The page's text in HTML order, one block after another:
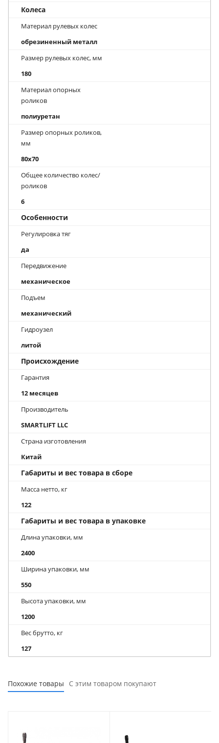
Колеса
Материал рулевых колес
обрезиненный металл
Размер рулевых колес, мм
180
Материал опорных
роликов
полиуретан
Размер опорных роликов,
мм
80x70
Общее количество колес/
роликов
6
Особенности
Регулировка тяг
да
Передвижение
механическое
Подъем
механический
Гидроузел
литой
Происхождение
Гарантия
12 месяцев
Производитель
SMARTLIFT LLC
Страна изготовления
Китай
Габариты и вес товара в сборе
Масса нетто, кг
122
Габариты и вес товара в упаковке
Длина упаковки, мм
2400
Ширина упаковки, мм
550
Высота упаковки, мм
1200
Вес брутто, кг
127
Похожие товары С этим товаром покупают